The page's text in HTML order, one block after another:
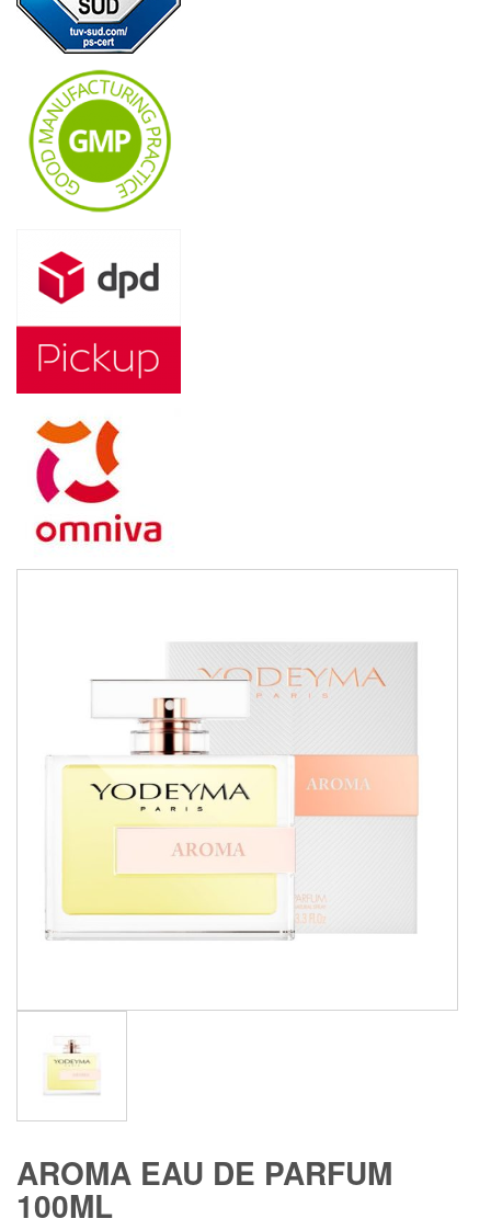
AROMA EAU DE PARFUM
100ML